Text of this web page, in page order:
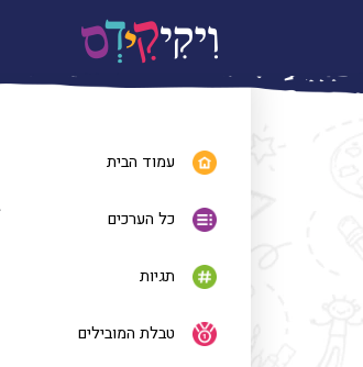
עמוד הבית
כל הערכים
תגיות
טבלת המובילים